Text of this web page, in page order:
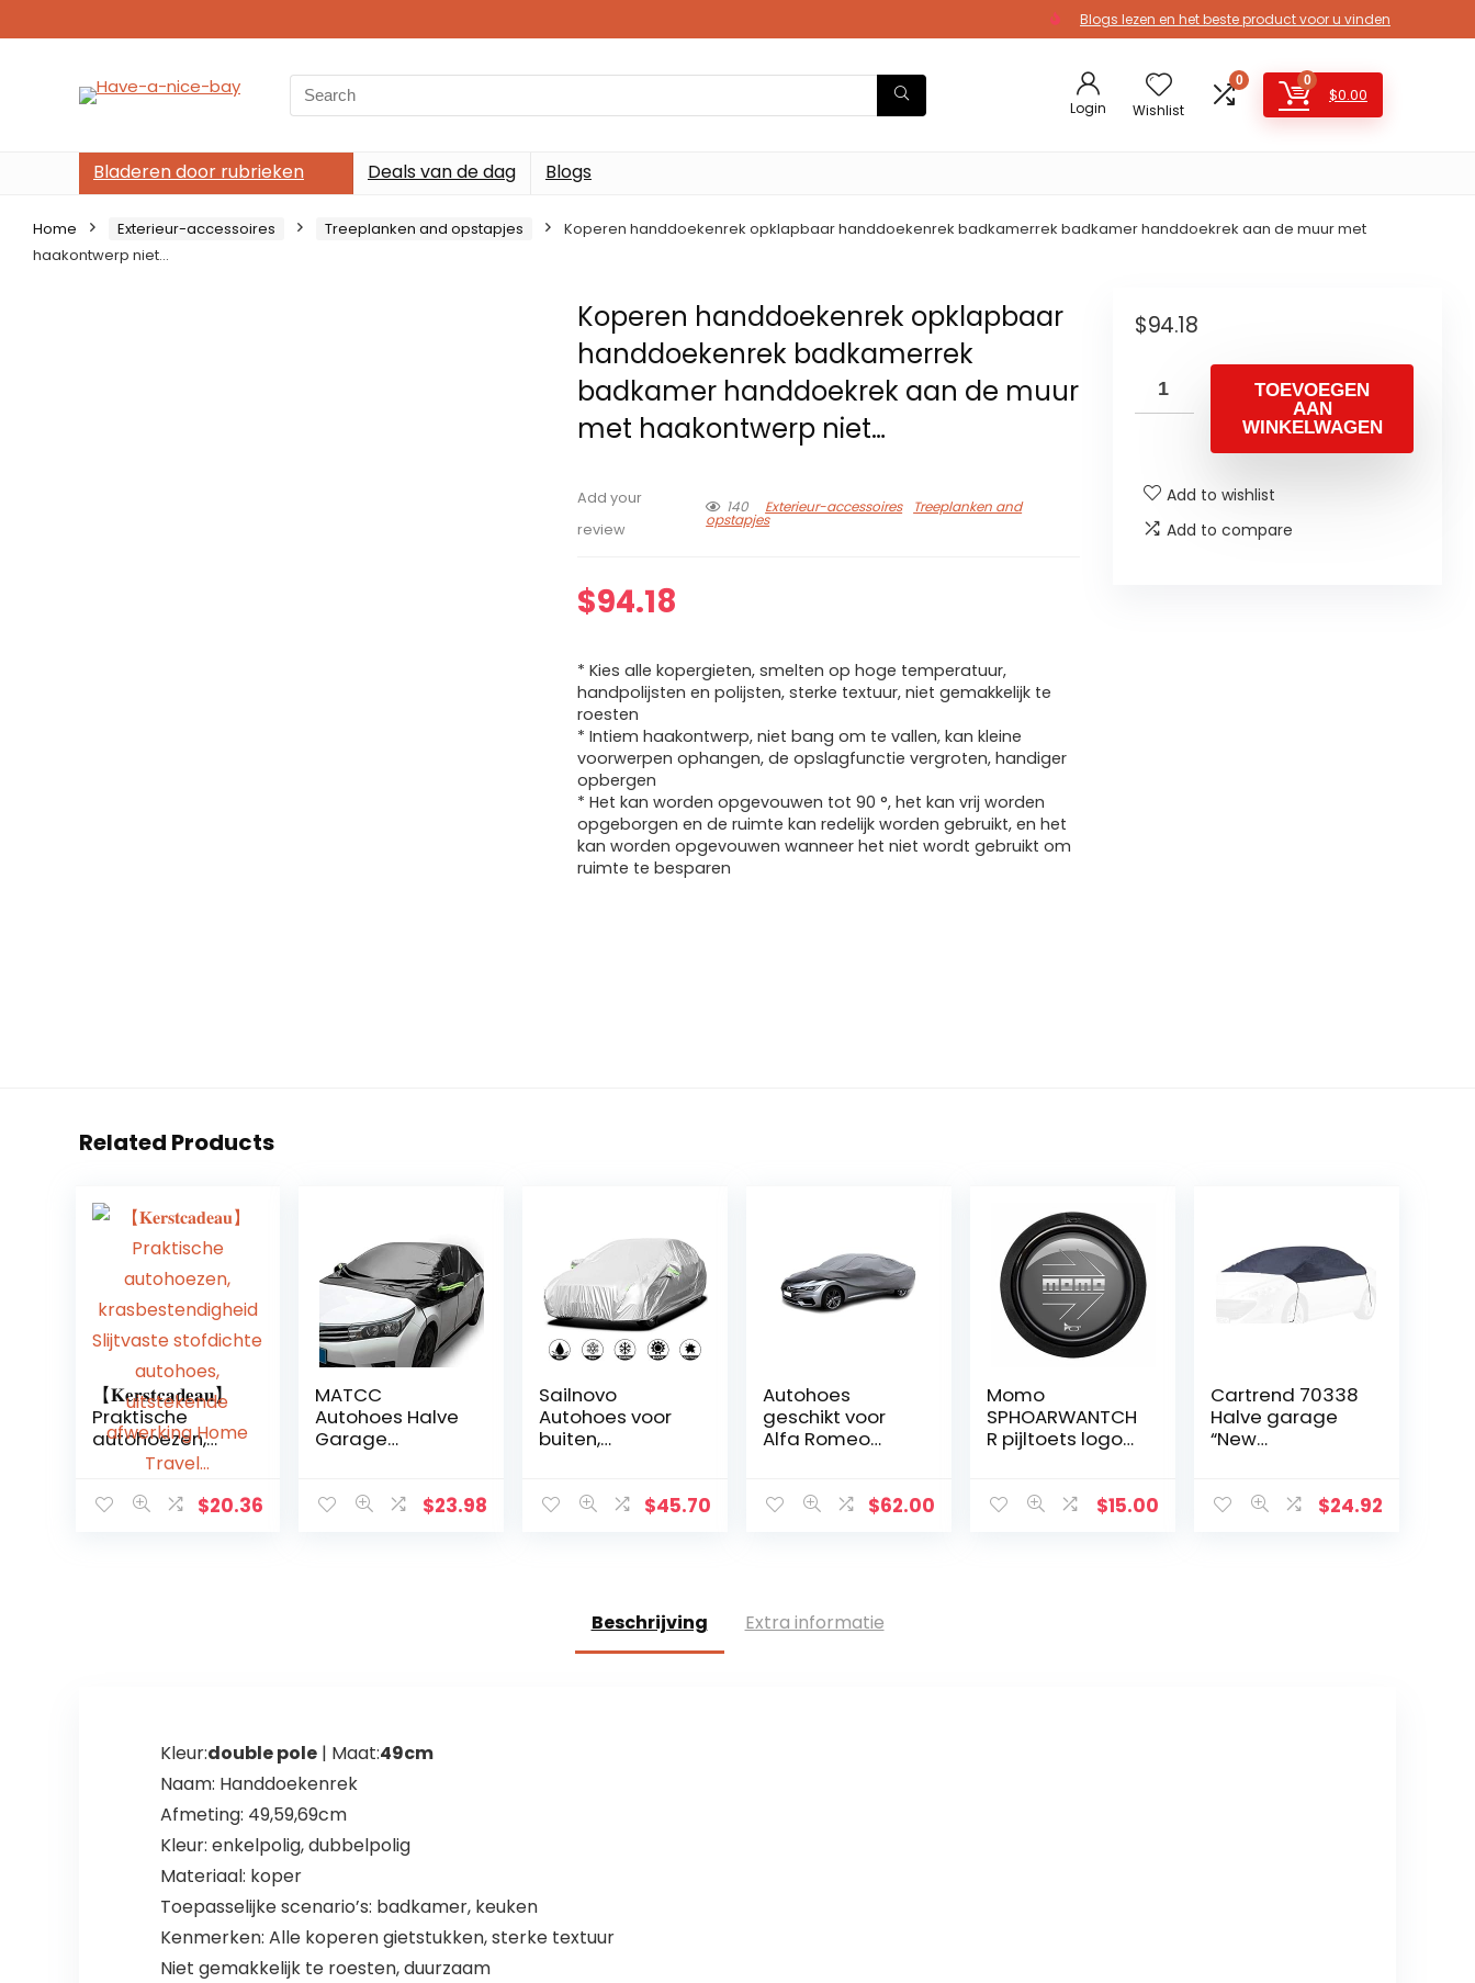
Blogs lezen en het beste product voor u vinden
Search
for:
Login Wishlist
0 0
$0.00
Bladeren door rubrieken Deals van de dag Blogs
Home Exterieur-accessoires Treeplanken and opstapjes
Koperen handdoekenrek opklapbaar handdoekenrek badkamerrek badkamer handdoekrek aan de muur met
haakontwerp niet…
Koperen handdoekenrek opklapbaar
handdoekenrek badkamerrek
badkamer handdoekrek aan de muur
met haakontwerp niet…
Add your
review
140 Exterieur-accessoires Treeplanken and
opstapjes
$94.18
* Kies alle kopergieten, smelten op hoge temperatuur,
handpolijsten en polijsten, sterke textuur, niet gemakkelijk te
roesten
* Intiem haakontwerp, niet bang om te vallen, kan kleine
voorwerpen ophangen, de opslagfunctie vergroten, handiger
opbergen
* Het kan worden opgevouwen tot 90 °, het kan vrij worden
opgeborgen en de ruimte kan redelijk worden gebruikt, en het
kan worden opgevouwen wanneer het niet wordt gebruikt om
ruimte te besparen
$94.18
TOEVOEGEN
AAN
WINKELWAGEN
Add to wishlist
Add to compare
Related Products
【𝐊𝐞𝐫𝐬𝐭𝐜𝐚𝐝𝐞𝐚𝐮】
Praktische
autohoezen,
krasbestendigh
stofdichte $20.36
MATCC
Autohoes Halve
Garage
Bescherming
$23.98
Sailnovo
Autohoes voor
buiten,
waterdicht, zon,
$45.70
Autohoes
geschikt voor
Alfa Romeo
volledige
$62.00
Momo
SPHOARWANTCH
R pijltoets logo
$15.00
Cartrend 70338
Halve garage
“New
voor VW Polo en
$24.92
Beschrijving Extra informatie
Kleur:double pole| Maat:49cm
Naam: Handdoekenrek
Afmeting: 49,59,69cm
Kleur: enkelpolig, dubbelpolig
Materiaal: koper
Toepasselijke scenario’s: badkamer, keuken
Kenmerken: Alle koperen gietstukken, sterke textuur
Niet gemakkelijk te roesten, duurzaam